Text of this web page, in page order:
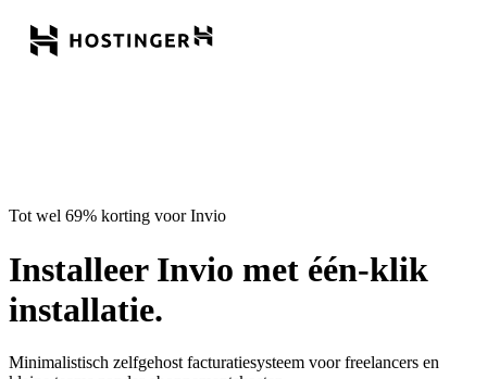
Tot wel 69% korting voor Invio
Installeer Invio met één-klik
installatie.
Minimalistisch zelfgehost facturatiesysteem voor freelancers en